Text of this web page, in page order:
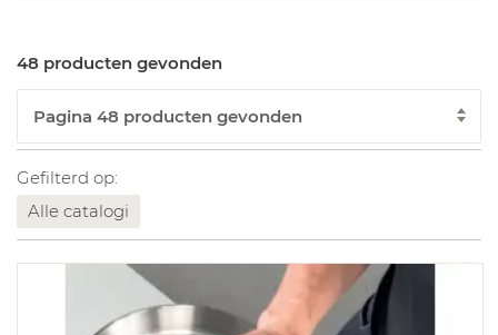
48 producten gevonden
Gefilterd op:
Alle catalogi